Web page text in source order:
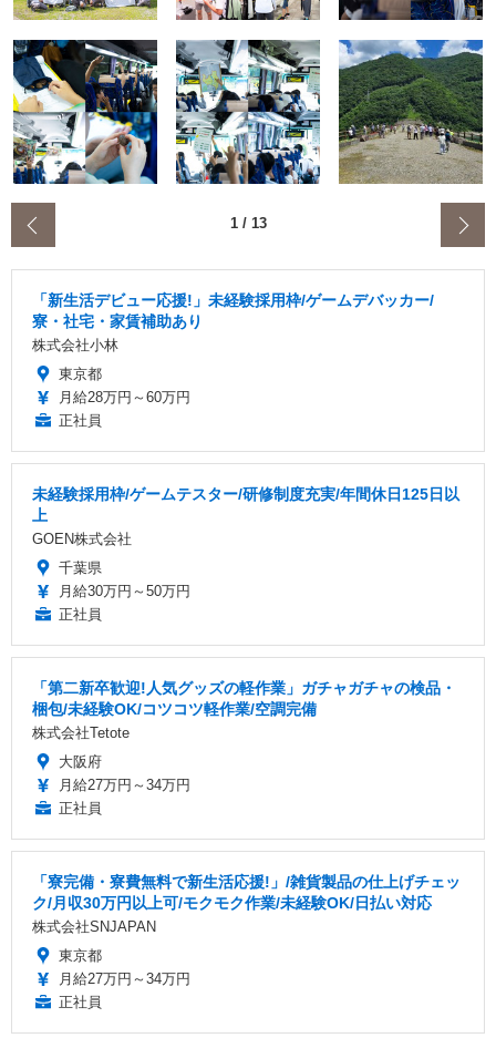
1/ 13
「新生活デビュー応援!」未経験採用枠/ゲームデバッカー/
寮・社宅・家賃補助あり
株式会社小林
東京都
月給28万円～60万円
正社員
未経験採用枠/ゲームテスター/研修制度充実/年間休日125日以
上
GOEN株式会社
千葉県
月給30万円～50万円
正社員
「第二新卒歓迎!人気グッズの軽作業」ガチャガチャの検品・
梱包/未経験OK/コツコツ軽作業/空調完備
株式会社Tetote
大阪府
月給27万円～34万円
正社員
「寮完備・寮費無料で新生活応援!」/雑貨製品の仕上げチェッ
ク/月収30万円以上可/モクモク作業/未経験OK/日払い対応
株式会社SNJAPAN
東京都
月給27万円～34万円
正社員